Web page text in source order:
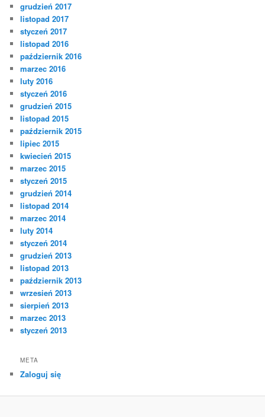
grudzień 2017
listopad 2017
styczeń 2017
listopad 2016
październik 2016
marzec 2016
luty 2016
styczeń 2016
grudzień 2015
listopad 2015
październik 2015
lipiec 2015
kwiecień 2015
marzec 2015
styczeń 2015
grudzień 2014
listopad 2014
marzec 2014
luty 2014
styczeń 2014
grudzień 2013
listopad 2013
październik 2013
wrzesień 2013
sierpień 2013
marzec 2013
styczeń 2013
META
Zaloguj się